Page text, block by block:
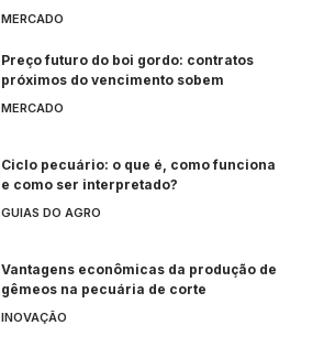
MERCADO
Preço futuro do boi gordo: contratos
próximos do vencimento sobem
MERCADO
Ciclo pecuário: o que é, como funciona
e como ser interpretado?
GUIAS DO AGRO
Vantagens econômicas da produção de
gêmeos na pecuária de corte
INOVAÇÃO